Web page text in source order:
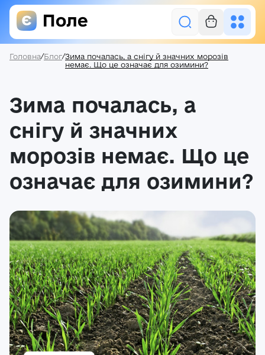
Увійти
Засоби захисту рослин
Насіння
Добрива
Про нас
Блог
Контакти
Реєстрація
Ми на зв’язку
(096) 556 55 56
м.Київ, вулиця Василя Кучера, будинок 3
Головна/Блог/Зима почалась, а снігу й значних морозів
немає. Що це означає для озимини?
Зима почалась, а
снігу й значних
морозів немає. Що це
означає для озимини?